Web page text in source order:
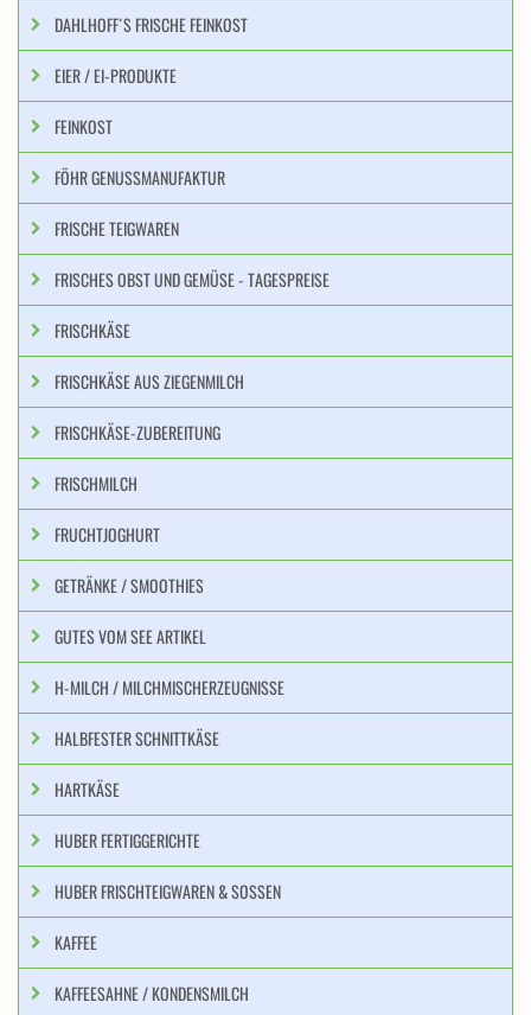
DAHLHOFF´S FRISCHE FEINKOST
EIER / EI-PRODUKTE
FEINKOST
FÖHR GENUSSMANUFAKTUR
FRISCHE TEIGWAREN
FRISCHES OBST UND GEMÜSE - TAGESPREISE
FRISCHKÄSE
FRISCHKÄSE AUS ZIEGENMILCH
FRISCHKÄSE-ZUBEREITUNG
FRISCHMILCH
FRUCHTJOGHURT
GETRÄNKE / SMOOTHIES
GUTES VOM SEE ARTIKEL
H-MILCH / MILCHMISCHERZEUGNISSE
HALBFESTER SCHNITTKÄSE
HARTKÄSE
HUBER FERTIGGERICHTE
HUBER FRISCHTEIGWAREN & SOSSEN
KAFFEE
KAFFEESAHNE / KONDENSMILCH